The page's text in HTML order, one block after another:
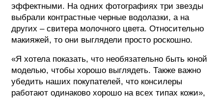
эффектными. На одних фотографиях три звезды
выбрали контрастные черные водолазки, а на
других – свитера молочного цвета. Относительно
макияжей, то они выглядели просто роскошно.
«Я хотела показать, что необязательно быть юной
моделью, чтобы хорошо выглядеть. Также важно
убедить наших покупателей, что консилеры
работают одинаково хорошо на всех типах кожи»,